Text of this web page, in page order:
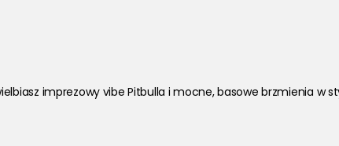
imprezowy vibe Pitbulla i mocne, basowe brzmienia w